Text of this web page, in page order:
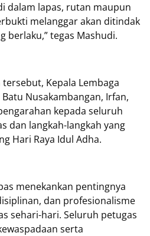
dalam lapas, rutan maupun
melanggar akan ditindak
berlaku,” tegas Mashudi.
Kepala Lembaga
Nusakambangan, Irfan,
kepada seluruh
dan langkah-langkah yang
Hari Raya Idul Adha.
menekankan pentingnya
dan profesionalisme
sehari-hari. Seluruh petugas
serta